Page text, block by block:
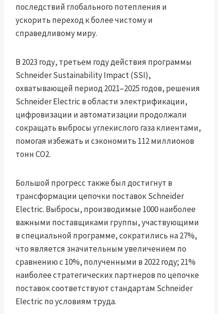
последствий глобального потепления и
ускорить переход к более чистому и
справедливому миру.
В 2023 году, третьем году действия программы
Schneider Sustainability Impact (SSI),
охватывающей период 2021–2025 годов, решения
Schneider Electric в области электрификации,
цифровизации и автоматизации продолжали
сокращать выбросы углекислого газа клиентами,
помогая избежать и сэкономить 112 миллионов
тонн CO2.
Большой прогресс также был достигнут в
трансформации цепочки поставок Schneider
Electric. Выбросы, производимые 1000 наиболее
важными поставщиками группы, участвующими
в специальной программе, сократились на 27%,
что является значительным увеличением по
сравнению с 10%, полученными в 2022 году; 21%
наиболее стратегических партнеров по цепочке
поставок соответствуют стандартам Schneider
Electric по условиям труда.